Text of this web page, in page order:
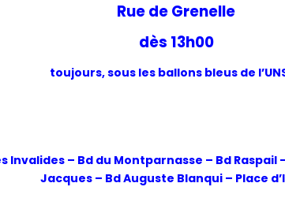
Rue de Grenelle
dès 13h00
toujours, sous les ballons bleus de
Invalides – Bd du Montparnasse – Bd Raspail
Jacques – Bd Auguste Blanqui – Place